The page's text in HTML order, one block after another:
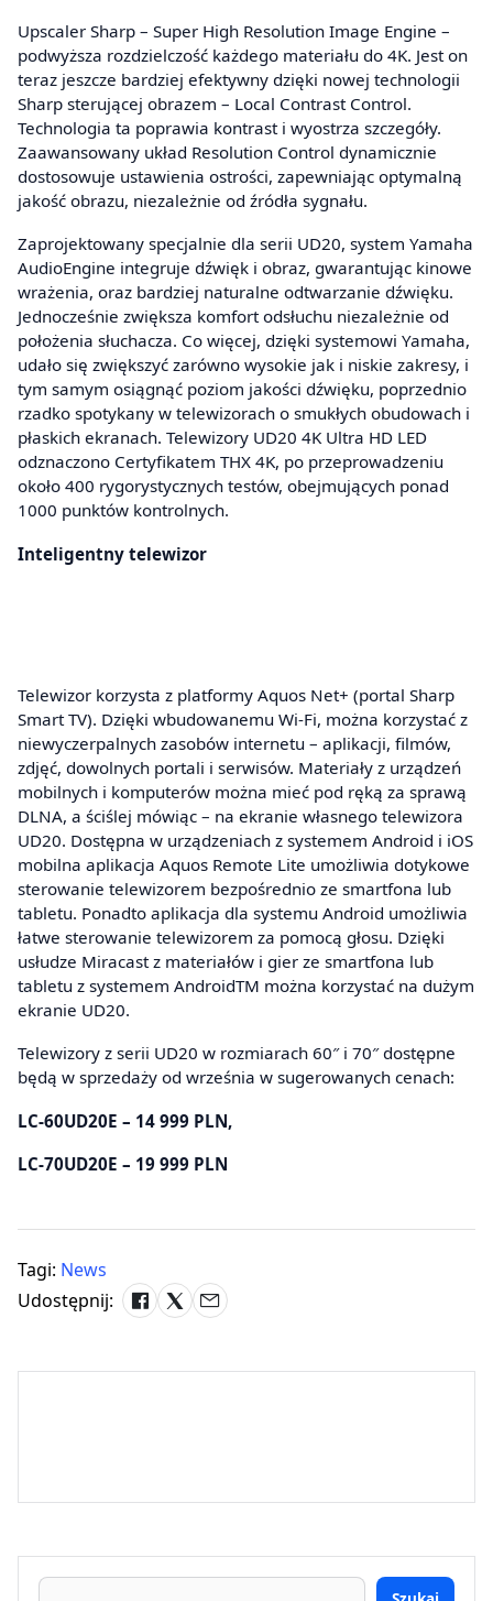
Upscaler Sharp – Super High Resolution Image Engine –
podwyższa rozdzielczość każdego materiału do 4K. Jest on
teraz jeszcze bardziej efektywny dzięki nowej technologii
Sharp sterującej obrazem – Local Contrast Control.
Technologia ta poprawia kontrast i wyostrza szczegóły.
Zaawansowany układ Resolution Control dynamicznie
dostosowuje ustawienia ostrości, zapewniając optymalną
jakość obrazu, niezależnie od źródła sygnału.
Zaprojektowany specjalnie dla serii UD20, system Yamaha
AudioEngine integruje dźwięk i obraz, gwarantując kinowe
wrażenia, oraz bardziej naturalne odtwarzanie dźwięku.
Jednocześnie zwiększa komfort odsłuchu niezależnie od
położenia słuchacza. Co więcej, dzięki systemowi Yamaha,
udało się zwiększyć zarówno wysokie jak i niskie zakresy, i
tym samym osiągnąć poziom jakości dźwięku, poprzednio
rzadko spotykany w telewizorach o smukłych obudowach i
płaskich ekranach. Telewizory UD20 4K Ultra HD LED
odznaczono Certyfikatem THX 4K, po przeprowadzeniu
około 400 rygorystycznych testów, obejmujących ponad
1000 punktów kontrolnych.
Inteligentny telewizor
Telewizor korzysta z platformy Aquos Net+ (portal Sharp
Smart TV). Dzięki wbudowanemu Wi-Fi, można korzystać z
niewyczerpalnych zasobów internetu – aplikacji, filmów,
zdjęć, dowolnych portali i serwisów. Materiały z urządzeń
mobilnych i komputerów można mieć pod ręką za sprawą
DLNA, a ściślej mówiąc – na ekranie własnego telewizora
UD20. Dostępna w urządzeniach z systemem Android i iOS
mobilna aplikacja Aquos Remote Lite umożliwia dotykowe
sterowanie telewizorem bezpośrednio ze smartfona lub
tabletu. Ponadto aplikacja dla systemu Android umożliwia
łatwe sterowanie telewizorem za pomocą głosu. Dzięki
usłudze Miracast z materiałów i gier ze smartfona lub
tabletu z systemem AndroidTM można korzystać na dużym
ekranie UD20.
Telewizory z serii UD20 w rozmiarach 60″ i 70″ dostępne
będą w sprzedaży od września w sugerowanych cenach:
LC-60UD20E – 14 999 PLN,
LC-70UD20E – 19 999 PLN
Tagi: News
Udostępnij: